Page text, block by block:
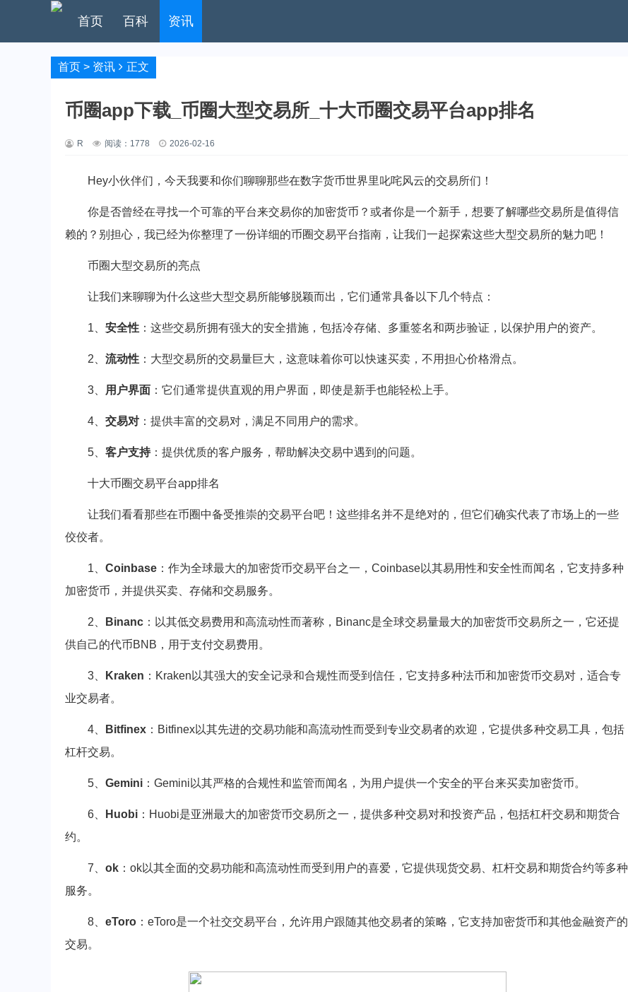
首页 百科 资讯
首页 > 资讯 正文
币圈app下载_币圈大型交易所_十大币圈交易平台app排名
R 阅读： 1778 2026-02-16
Hey小伙伴们，今天我要和你们聊聊那些在数字货币世界里叱咤风云的交易所们！
你是否曾经在寻找一个可靠的平台来交易你的加密货币？或者你是一个新手，想要了解哪些交易所是值得信
赖的？别担心，我已经为你整理了一份详细的币圈交易平台指南，让我们一起探索这些大型交易所的魅力吧！
币圈大型交易所的亮点
让我们来聊聊为什么这些大型交易所能够脱颖而出，它们通常具备以下几个特点：
1、 安全性 ：这些交易所拥有强大的安全措施，包括冷存储、多重签名和两步验证，以保护用户的资产。
2、 流动性 ：大型交易所的交易量巨大，这意味着你可以快速买卖，不用担心价格滑点。
3、 用户界面 ：它们通常提供直观的用户界面，即使是新手也能轻松上手。
4、 交易对 ：提供丰富的交易对，满足不同用户的需求。
5、 客户支持：提供优质的客户服务，帮助解决交易中遇到的问题。
十大币圈交易平台app排名
让我们看看那些在币圈中备受推崇的交易平台吧！这些排名并不是绝对的，但它们确实代表了市场上的一些
佼佼者。
1、 Coinbase ：作为全球最大的加密货币交易平台之一，Coinbase以其易用性和安全性而闻名，它支持多种
加密货币，并提供买卖、存储和交易服务。
2、 Binanc ：以其低交易费用和高流动性而著称，Binanc是全球交易量最大的加密货币交易所之一，它还提
供自己的代币BNB，用于支付交易费用。
3、 Kraken ：Kraken以其强大的安全记录和合规性而受到信任，它支持多种法币和加密货币交易对，适合专
业交易者。
4、 Bitfinex ：Bitfinex以其先进的交易功能和高流动性而受到专业交易者的欢迎，它提供多种交易工具，包括
杠杆交易。
5、 Gemini ：Gemini以其严格的合规性和监管而闻名，为用户提供一个安全的平台来买卖加密货币。
6、 Huobi ：Huobi是亚洲最大的加密货币交易所之一，提供多种交易对和投资产品，包括杠杆交易和期货合
约。
7、 ok ：ok以其全面的交易功能和高流动性而受到用户的喜爱，它提供现货交易、杠杆交易和期货合约等多种
服务。
8、 eToro ：eToro是一个社交交易平台，允许用户跟随其他交易者的策略，它支持加密货币和其他金融资产的
交易。